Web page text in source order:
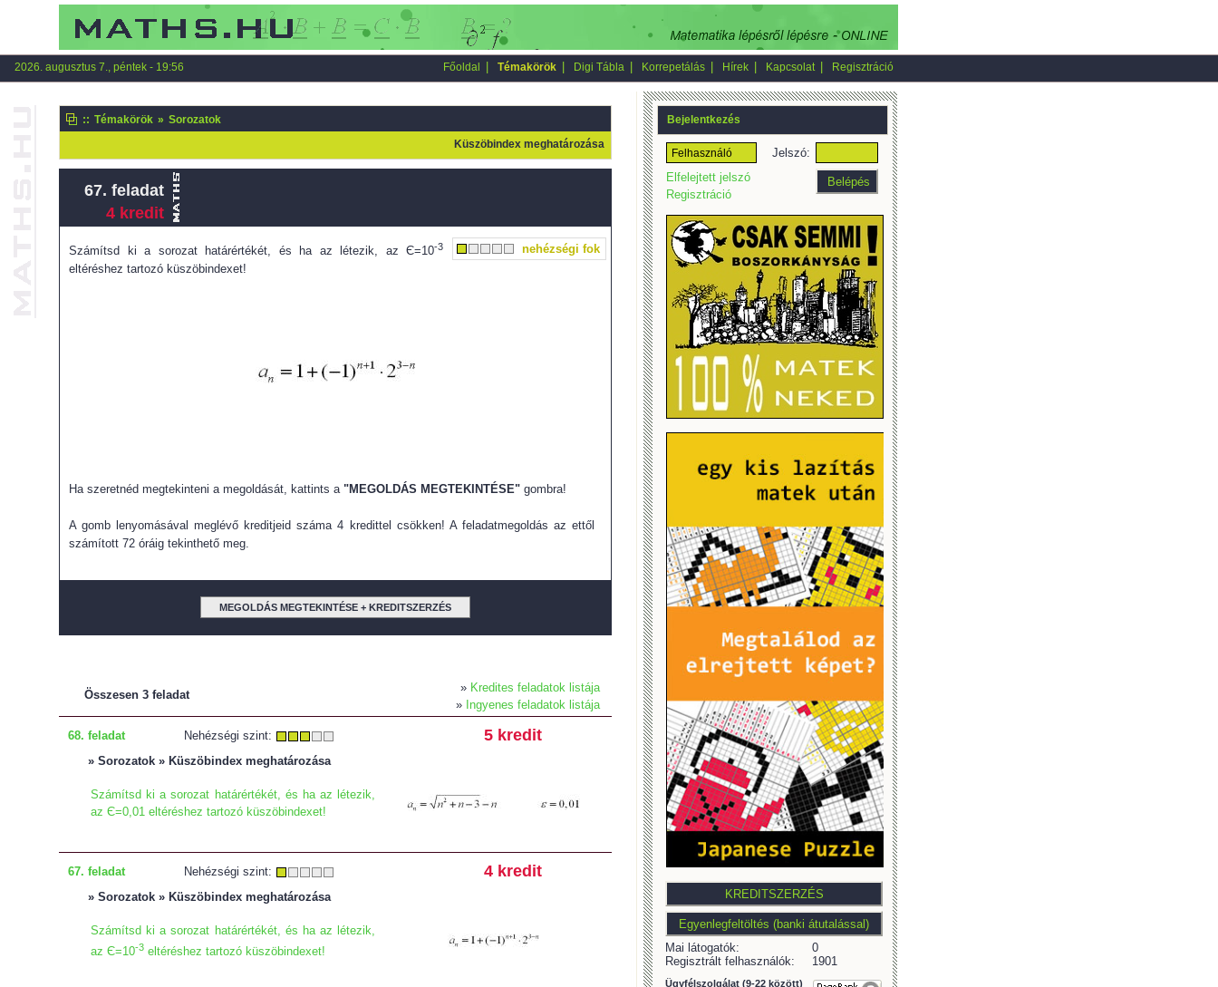
2026. augusztus 7., péntek - 19:56 Főoldal Témakörök Digi Tábla Korrepetálás Hírek Kapcsolat Regisztráció
:: Témakörök » Sorozatok
Küszöbindex meghatározása
67. feladat
4 kredit
Számítsd ki a sorozat határértékét, és ha az létezik, az Є=10-3
eltéréshez tartozó küszöbindexet!
nehézségi fok
Ha szeretnéd megtekinteni a megoldását, kattints a "MEGOLDÁS MEGTEKINTÉSE" gombra!
A gomb lenyomásával meglévő kreditjeid száma 4 kredittel csökken! A feladatmegoldás az ettől
számított 72 óráig tekinthető meg.
MEGOLDÁS MEGTEKINTÉSE + KREDITSZERZÉS
Összesen 3 feladat
» Kredites feladatok listája
» Ingyenes feladatok listája
68. feladat Nehézségi szint: 5 kredit
» Sorozatok » Küszöbindex meghatározása
Számítsd ki a sorozat határértékét, és ha az létezik,
az Є=0,01 eltéréshez tartozó küszöbindexet!
67. feladat Nehézségi szint: 4 kredit
» Sorozatok » Küszöbindex meghatározása
Számítsd ki a sorozat határértékét, és ha az létezik,
az Є=10-3 eltéréshez tartozó küszöbindexet!
Bejelentkezés
Jelszó:
Elfelejtett jelszó
Regisztráció
Mai látogatók:
0
Regisztrált felhasználók:
1901
Ügyfélszolgálat (9-22 között)